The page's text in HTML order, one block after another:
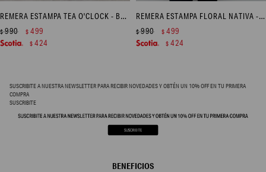
REMERA ESTAMPA TEA O'CLOCK - BLANCO
$990 $ 499
$ 424
REMERA ESTAMPA FLORAL NATIVA - BLANCO
$990 $ 499
$ 424
SUSCRIBITE A NUESTRA NEWSLETTER PARA RECIBIR NOVEDADES Y OBTÉN UN 10% OFF EN TU PRIMERA
COMPRA
SUSCRIBITE
BENEFICIOS